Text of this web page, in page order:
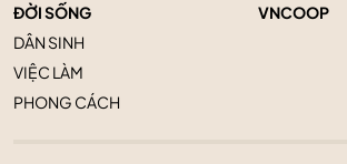
ĐỜI SỐNG
DÂN SINH
VIỆC LÀM
PHONG CÁCH
VNCOOP